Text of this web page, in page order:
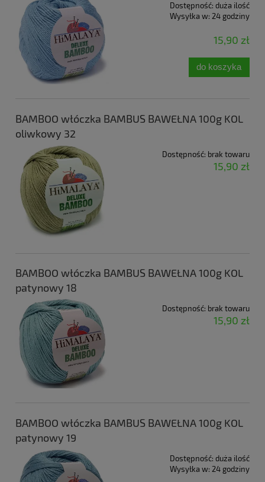
Dostępność: duża ilość
Wysyłka w: 24 godziny
15,90 zł
do koszyka
BAMBOO włóczka BAMBUS BAWEŁNA 100g KOL
oliwkowy 32
Dostępność: brak towaru
15,90 zł
BAMBOO włóczka BAMBUS BAWEŁNA 100g KOL
patynowy 18
Dostępność: brak towaru
15,90 zł
BAMBOO włóczka BAMBUS BAWEŁNA 100g KOL
patynowy 19
Dostępność: duża ilość
Wysyłka w: 24 godziny